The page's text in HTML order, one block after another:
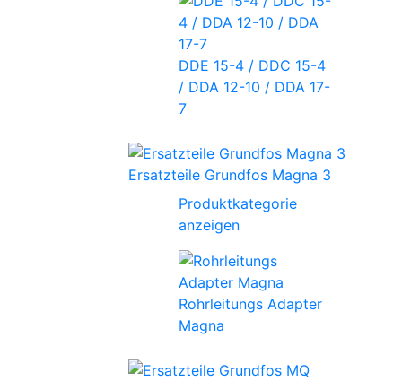
DDE 15-4 / DDC 15-4
/ DDA 12-10 / DDA 17-
7
Ersatzteile Grundfos Magna 3
Produktkategorie
anzeigen
Rohrleitungs Adapter
Magna